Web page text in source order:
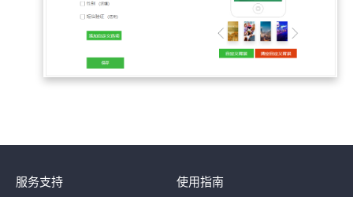
服务支持 使用指南